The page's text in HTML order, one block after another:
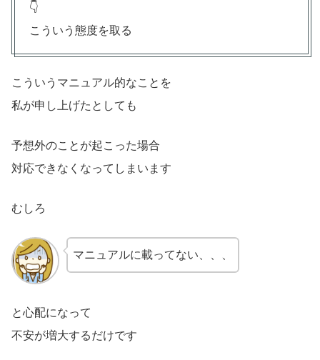
👇
こういう態度を取る
こういうマニュアル的なことを
私が申し上げたとしても
予想外のことが起こった場合
対応できなくなってしまいます
むしろ
マニュアルに載ってない、、、
と心配になって
不安が増大するだけです